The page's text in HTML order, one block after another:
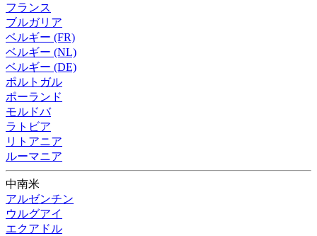
フランス
ブルガリア
ベルギー (FR)
ベルギー (NL)
ベルギー (DE)
ポルトガル
ポーランド
モルドバ
ラトビア
リトアニア
ルーマニア
中南米
アルゼンチン
ウルグアイ
エクアドル